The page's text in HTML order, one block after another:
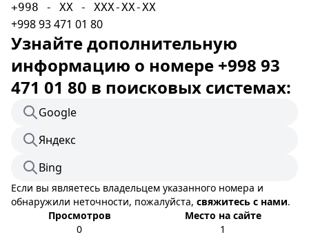
+998 - XX - XXX-XX-XX
+998 93 471 01 80
Узнайте дополнительную
информацию о номере +998 93
471 01 80 в поисковых системах:
Google
Яндекс
Bing
Если вы являетесь владельцем указанного номера и
обнаружили неточности, пожалуйста, свяжитесь с нами.
Просмотров
0
Место на сайте
1